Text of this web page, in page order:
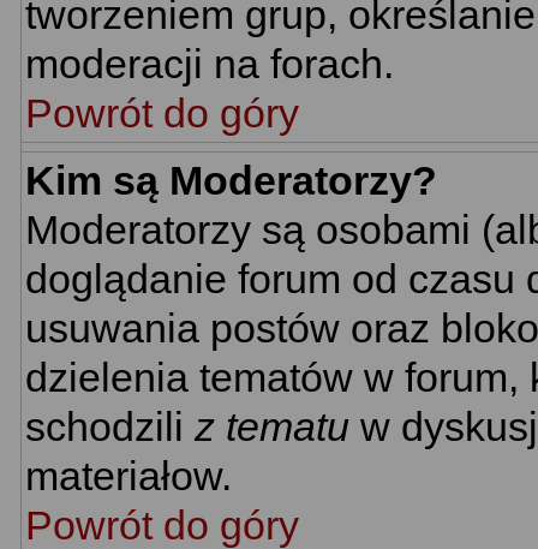
tworzeniem grup,
moderacji na forach.
Powrót do góry
Kim są Moderatorzy?
Moderatorzy są osobami
doglądanie forum od czasu
usuwania postów oraz
dzielenia tematów w
schodzili z tematu w
materiałow.
Powrót do góry